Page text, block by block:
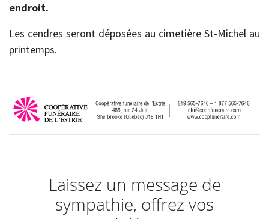
endroit.
Les cendres seront déposées au cimetière St-Michel au
printemps.
Laissez un message de
sympathie, offrez vos